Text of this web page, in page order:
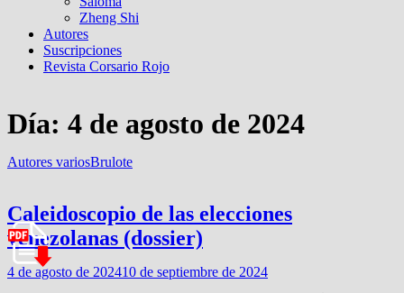
Zheng Shi
Autores
Suscripciones
Revista Corsario Rojo
Día: 4 de agosto de 2024
Autores variosBrulote
Caleidoscopio de las elecciones
venezolanas (dossier)
4 de agosto de 202410 de septiembre de 2024